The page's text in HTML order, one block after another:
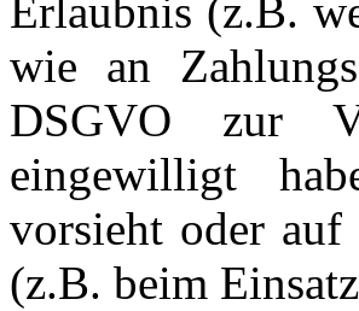
Erlaubnis (z.B.
wie an
DSGVO zur
eingewilligt
vorsieht oder auf
(z.B. beim